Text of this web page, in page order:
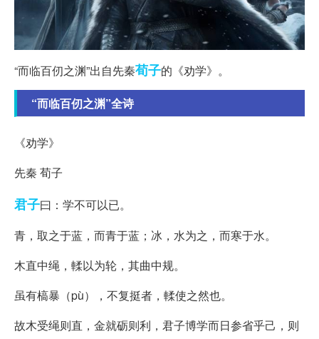
“而临百仞之渊”出自先秦荀子的《劝学》。
“而临百仞之渊”全诗
《劝学》
先秦 荀子
君子曰：学不可以已。
青，取之于蓝，而青于蓝；冰，水为之，而寒于水。
木直中绳，輮以为轮，其曲中规。
虽有槁暴（pù），不复挺者，輮使之然也。
故木受绳则直，金就砺则利，君子博学而日参省乎己，则